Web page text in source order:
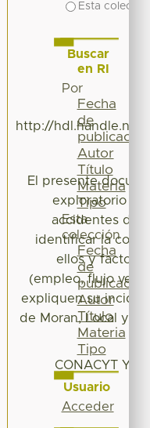
http://hdl.handle.net/
El presente
exploratorio de
accidentes de
identificar la
ellos y
(empleo, flujo
expliquen su
de Moran, Local y
CONACYT Y
Esta
Buscar
en RI
Por
Fecha
de
publicación
Autor
Título
Materia
Tipo
Esta
colección
Fecha
de
publicación
Autor
Título
Materia
Tipo
Usuario
Acceder